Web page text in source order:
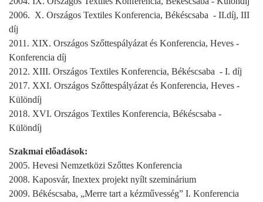
2006. X. Országos Textiles Konferencia, Békéscsaba - II.díj, III
díj
2011. XIX. Országos Szőttespályázat és Konferencia, Heves -
Konferencia díj
2012. XIII. Országos Textiles Konferencia, Békéscsaba - I. díj
2017. XXI. Országos Szőttespályázat és Konferencia, Heves -
Különdíj
2018. XVI. Országos Textiles Konferencia, Békéscsaba -
Különdíj
Szakmai előadások:
2005. Hevesi Nemzetközi Szőttes Konferencia
2008. Kaposvár, Inextex projekt nyílt szeminárium
2009. Békéscsaba, „Merre tart a kézművesség” I. Konferencia